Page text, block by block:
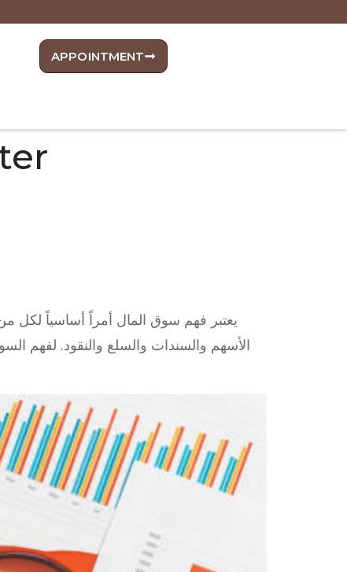
APPOINTMENT
يعتبر فهم سوق المال أمراً أساسياً لكل
الأسهم والسندات والسلع والنقود. لفهم